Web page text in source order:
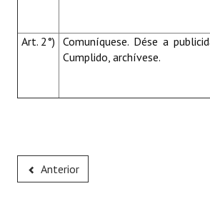
Art. 2°) Comuníquese. Dése a
Cumplido, archívese.
Anterior